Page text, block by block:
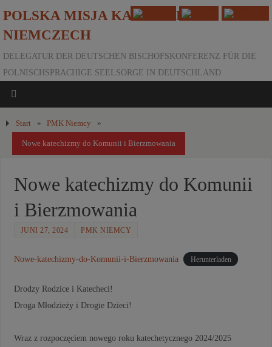
POLSKA MISJA KATOLICKA W
NIEMCZECH
DELEGATUR DER DEUTSCHEN BISCHOFSKONFERENZ FÜR DIE
POLNISCHSPRACHIGE SEELSORGE IN DEUTSCHLAND
Start » PMK Niemcy »
Nowe katechizmy do Komunii i Bierzmowania
Nowe katechizmy do Komunii
i Bierzmowania
JUNI 27, 2024 PMK NIEMCY
Nowe-katechizmy-do-Komunii-i-Bierzmowania Herunterladen
Drodzy Rodzice i Katecheci!
Droga Młodzieży i Drogie Dzieci!
Wraz z rozpoczęciem nowego roku katechetycznego 2024/2025